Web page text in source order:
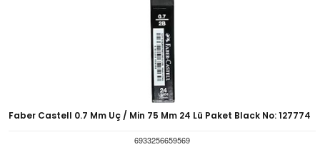
Faber Castell 0.7 Mm Uç / Min 75 Mm 24 Lü Paket Black No: 127774
6933256659569